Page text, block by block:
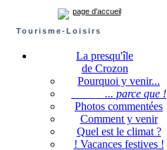
page d'accueil
Tourisme-Loisirs
La presqu'île
de Crozon
Pourquoi y venir...
... parce que !
Photos commentées
Comment y venir
Quel est le climat ?
! Vacances festives !